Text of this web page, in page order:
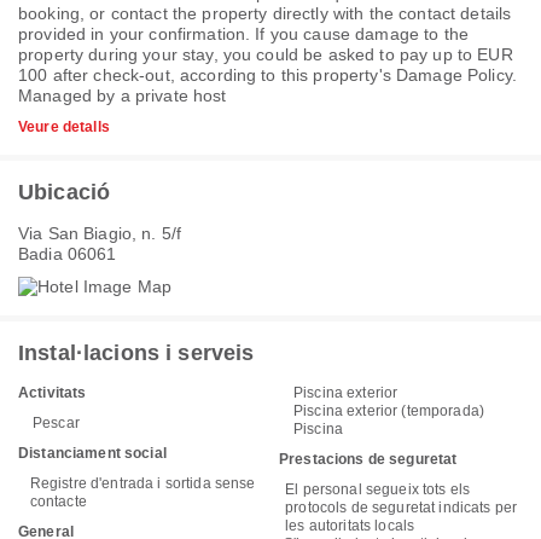
booking, or contact the property directly with the contact details
provided in your confirmation. If you cause damage to the
property during your stay, you could be asked to pay up to EUR
100 after check-out, according to this property's Damage Policy.
Managed by a private host
Veure detalls
Ubicació
Via San Biagio, n. 5/f
Badia 06061
Instal·lacions i serveis
Activitats
Pescar
Distanciament social
Registre d'entrada i sortida sense
contacte
General
Piscina exterior
Piscina exterior (temporada)
Piscina
Prestacions de seguretat
El personal segueix tots els
protocols de seguretat indicats per
les autoritats locals